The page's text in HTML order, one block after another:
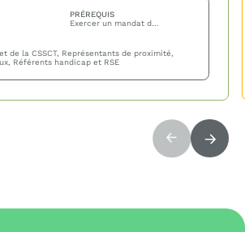
PRÉREQUIS
Exercer un mandat de représentant du personnel ou une fonction syndicale en entreprise — aucune connaissance préalable du handicap n'est nécessaire.
de la CSSCT, Représentants de proximité,
Référents handicap et RSE